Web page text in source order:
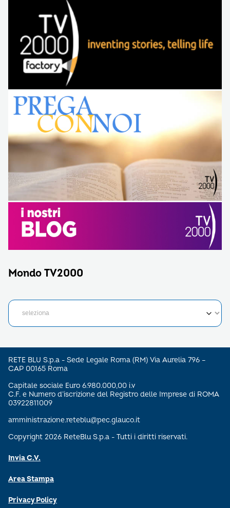
Mondo TV2000
RETE BLU S.p.a - Sede Legale Roma (RM) Via Aurelia 796 –
CAP 00165 Roma
Capitale sociale Euro 6.980.000,00 i.v
C.F. e Numero d’iscrizione del Registro delle Imprese di ROMA
03922811009
amministrazione.reteblu@pec.glauco.it
Copyright 2026 ReteBlu S.p.a - Tutti i diritti riservati.
Invia C.V.
Area Stampa
Privacy Policy